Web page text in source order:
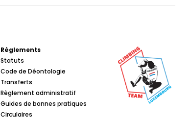
Règlements
Statuts
Code de Déontologie
Transferts
Règlement administratif
Guides de bonnes pratiques
Circulaires